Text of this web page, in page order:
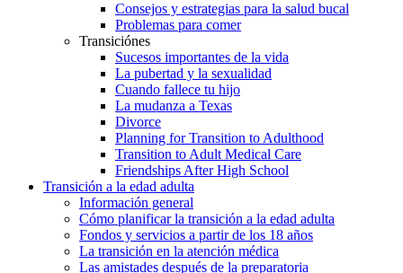
Consejos y estrategias para la salud bucal
Problemas para comer
Transiciónes
Sucesos importantes de la vida
La pubertad y la sexualidad
Cuando fallece tu hijo
La mudanza a Texas
Divorce
Planning for Transition to Adulthood
Transition to Adult Medical Care
Friendships After High School
Transición a la edad adulta
Información general
Cómo planificar la transición a la edad adulta
Fondos y servicios a partir de los 18 años
La transición en la atención médica
Las amistades después de la preparatoria